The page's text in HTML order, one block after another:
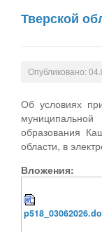
Тверской
Опубликовано:
Об условиях
образования
области, в
Вложения: